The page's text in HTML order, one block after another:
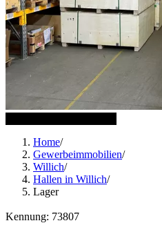
Home/
Gewerbeimmobilien/
Willich/
Hallen in Willich/
Lager
Kennung: 73807